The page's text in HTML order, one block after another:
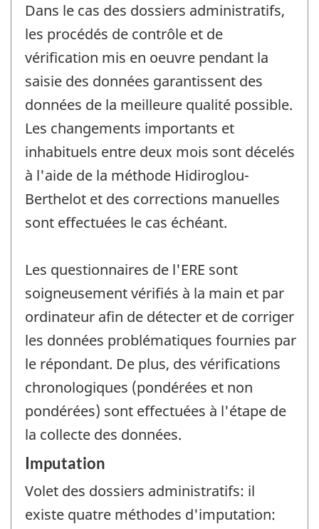
Dans le cas des dossiers administratifs,
les procédés de contrôle et de
vérification mis en oeuvre pendant la
saisie des données garantissent des
données de la meilleure qualité possible.
Les changements importants et
inhabituels entre deux mois sont décelés
à l'aide de la méthode Hidiroglou-
Berthelot et des corrections manuelles
sont effectuées le cas échéant.
Les questionnaires de l'ERE sont
soigneusement vérifiés à la main et par
ordinateur afin de détecter et de corriger
les données problématiques fournies par
le répondant. De plus, des vérifications
chronologiques (pondérées et non
pondérées) sont effectuées à l'étape de
la collecte des données.
Imputation
Volet des dossiers administratifs: il
existe quatre méthodes d'imputation: